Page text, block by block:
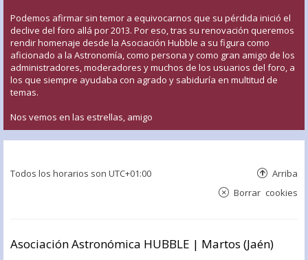
Podemos afirmar sin temor a equivocarnos que su pérdida inició el
declive del foro allá por 2013. Por eso, tras su renovación queremos
rendir homenaje desde la Asociación Hubble a su figura como
aficionado a la Astronomía, como persona y como gran amigo de los
administradores, moderadores y muchos de los usuarios del foro, a
los que siempre ayudaba con agrado y sabiduría en multitud de
temas.
Nos vemos en las estrellas, amigo
Todos los horarios son UTC+01:00 Arriba
Borrar cookies
Asociación Astronómica HUBBLE | Martos (Jaén)